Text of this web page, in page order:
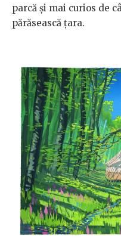
parcă și mai curios de
părăsească țara.